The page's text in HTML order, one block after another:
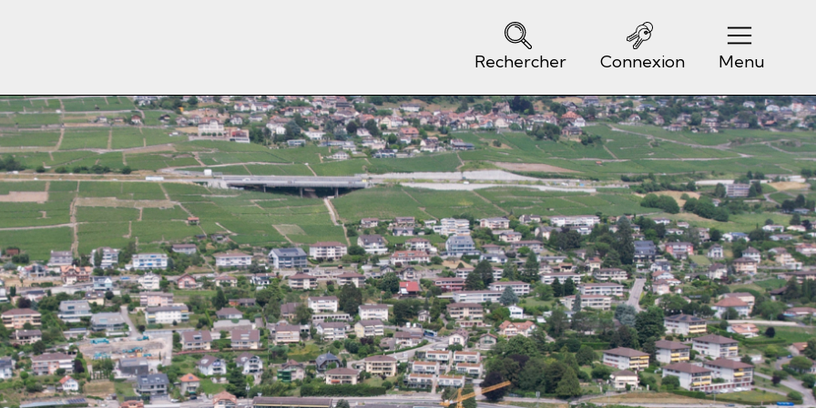
Rechercher
Connexion Menu
Navigation principale